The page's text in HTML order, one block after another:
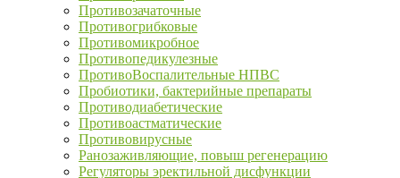
Противозачаточные
Противогрибковые
Противомикробное
Противопедикулезные
ПротивоВоспалительные НПВС
Пробиотики, бактерийные препараты
Противодиабетические
Противоастматические
Противовирусные
Ранозаживляющие, повыш регенерацию
Регуляторы эректильной дисфункции